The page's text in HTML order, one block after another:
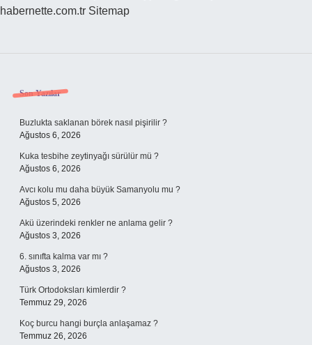
habernette.com.tr Sitemap
Sidebar
Son Yazılar
Buzlukta saklanan börek nasıl pişirilir ?
Ağustos 6, 2026
Kuka tesbihe zeytinyağı sürülür mü ?
Ağustos 6, 2026
Avcı kolu mu daha büyük Samanyolu mu ?
Ağustos 5, 2026
Akü üzerindeki renkler ne anlama gelir ?
Ağustos 3, 2026
6. sınıfta kalma var mı ?
Ağustos 3, 2026
Türk Ortodoksları kimlerdir ?
Temmuz 29, 2026
Koç burcu hangi burçla anlaşamaz ?
Temmuz 26, 2026